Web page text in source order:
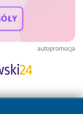
autopromocja